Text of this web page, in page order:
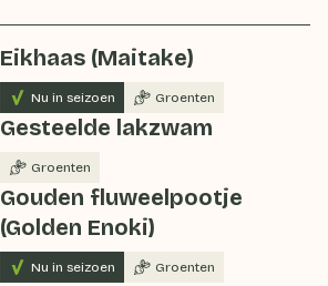
Eikhaas (Maitake)
Nu in seizoen Groenten
Gesteelde lakzwam
Groenten
Gouden fluweelpootje
(Golden Enoki)
Nu in seizoen Groenten